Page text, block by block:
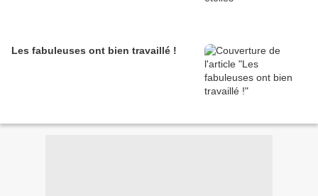
Les fabuleuses ont bien travaillé !